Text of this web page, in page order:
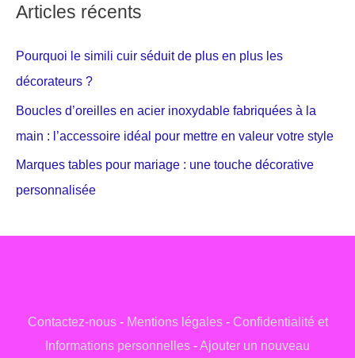
Articles récents
Pourquoi le simili cuir séduit de plus en plus les
décorateurs ?
Boucles d’oreilles en acier inoxydable fabriquées à la
main : l’accessoire idéal pour mettre en valeur votre style
Marques tables pour mariage : une touche décorative
personnalisée
Contactez-nous- Mentions légales- Confidentialité et
Informations personnelles - Ajouter un nouveau